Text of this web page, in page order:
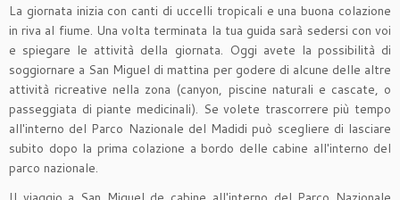
La giornata inizia con canti di uccelli tropicali e una buona colazione
in riva al fiume. Una volta terminata la tua guida sarà sedersi con voi
e spiegare le attività della giornata. Oggi avete la possibilità di
soggiornare a San Miguel di mattina per godere di alcune delle altre
attività ricreative nella zona (canyon, piscine naturali e cascate, o
passeggiata di piante medicinali). Se volete trascorrere più tempo
all'interno del Parco Nazionale del Madidi può scegliere di lasciare
subito dopo la prima colazione a bordo delle cabine all'interno del
parco nazionale.